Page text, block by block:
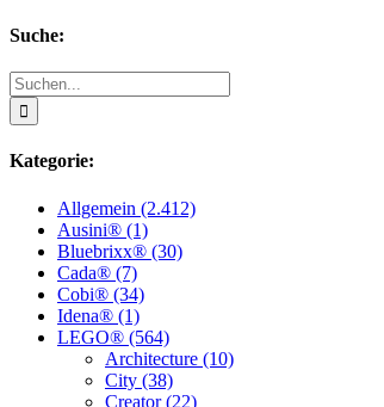
Suche:
Suche
nach:
Kategorie:
Allgemein (2.412)
Ausini® (1)
Bluebrixx® (30)
Cada® (7)
Cobi® (34)
Idena® (1)
LEGO® (564)
Architecture (10)
City (38)
Creator (22)